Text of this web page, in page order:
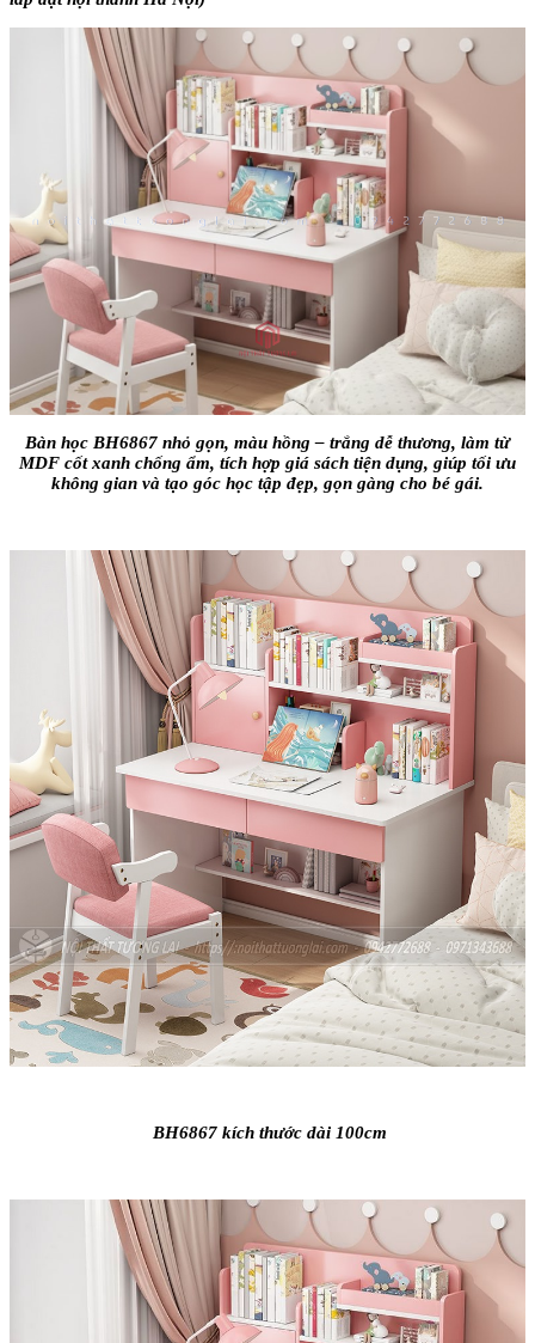
Bàn học BH6867 nhỏ gọn, màu hồng – trắng dễ thương, làm từ
MDF cốt xanh chống ẩm, tích hợp giá sách tiện dụng, giúp tối ưu
không gian và tạo góc học tập đẹp, gọn gàng cho bé gái.
BH6867 kích thước dài 100cm